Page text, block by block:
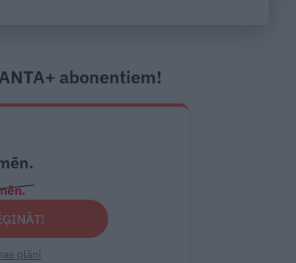
abonentiem!
plāni